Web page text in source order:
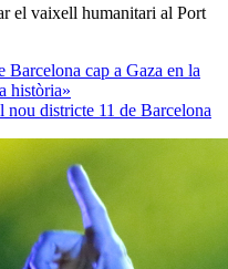
el vaixell humanitari al Port
Barcelona cap a Gaza en la
història»
nou districte 11 de Barcelona